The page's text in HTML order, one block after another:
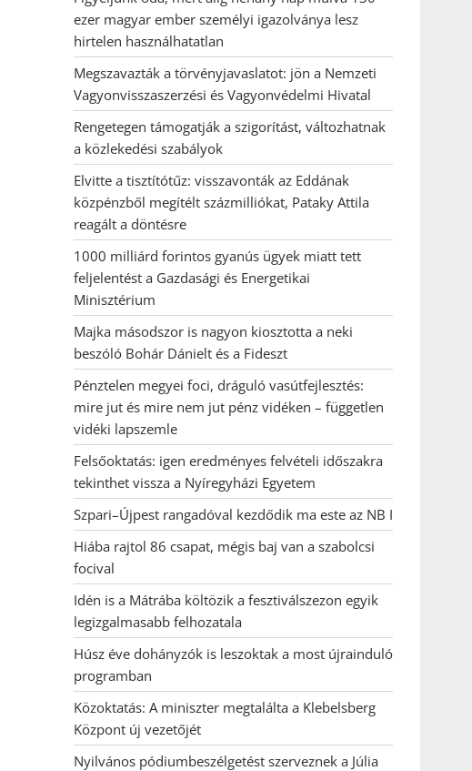
ezer magyar ember személyi igazolványa lesz
hirtelen használhatatlan
Megszavazták a törvényjavaslatot: jön a Nemzeti
Vagyonvisszaszerzési és Vagyonvédelmi Hivatal
Rengetegen támogatják a szigorítást, változhatnak
a közlekedési szabályok
Elvitte a tisztítótűz: visszavonták az Eddának
közpénzből megítélt százmilliókat, Pataky Attila
reagált a döntésre
1000 milliárd forintos gyanús ügyek miatt tett
feljelentést a Gazdasági és Energetikai
Minisztérium
Majka másodszor is nagyon kiosztotta a neki
beszóló Bohár Dánielt és a Fideszt
Pénztelen megyei foci, dráguló vasútfejlesztés:
mire jut és mire nem jut pénz vidéken – független
vidéki lapszemle
Felsőoktatás: igen eredményes felvételi időszakra
tekinthet vissza a Nyíregyházi Egyetem
Szpari–Újpest rangadóval kezdődik ma este az NB I
Hiába rajtol 86 csapat, mégis baj van a szabolcsi
focival
Idén is a Mátrába költözik a fesztiválszezon egyik
legizgalmasabb felhozatala
Húsz éve dohányzók is leszoktak a most újrainduló
programban
Közoktatás: A miniszter megtalálta a Klebelsberg
Központ új vezetőjét
Nyilvános pódiumbeszélgetést szerveznek a Júlia